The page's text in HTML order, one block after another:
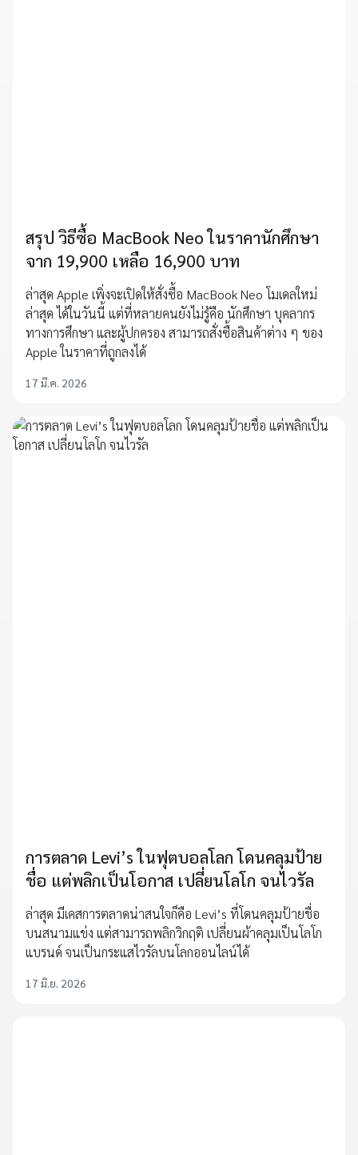
สรุป วิธีซื้อ MacBook Neo ในราคานักศึกษา
จาก 19,900 เหลือ 16,900 บาท
ล่าสุด Apple เพิ่งจะเปิดให้สั่งซื้อ MacBook Neo โมเดลใหม่
ล่าสุด ได้ในวันนี้ แต่ที่หลายคนยังไม่รู้คือ นักศึกษา บุคลากร
ทางการศึกษา และผู้ปกครอง สามารถสั่งซื้อสินค้าต่าง ๆ ของ
Apple ในราคาที่ถูกลงได้
17 มี.ค. 2026
การตลาด Levi’s ในฟุตบอลโลก โดนคลุมป้าย
ชื่อ แต่พลิกเป็นโอกาส เปลี่ยนโลโก จนไวรัล
ล่าสุด มีเคสการตลาดน่าสนใจก็คือ Levi’s ที่โดนคลุมป้ายชื่อ
บนสนามแข่ง แต่สามารถพลิกวิกฤติ เปลี่ยนผ้าคลุมเป็นโลโก
แบรนด์ จนเป็นกระแสไวรัลบนโลกออนไลน์ได้
17 มิ.ย. 2026